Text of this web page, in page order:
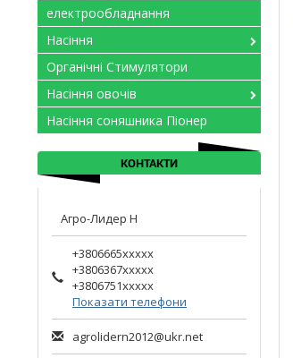
електрообладнання
Насіння
Органічні Стимулятори
Насіння овочів
Насіння соняшника Піонер
КОНТАКТИ
Агро-Лидер Н
+3806665xxxxx
+3806367xxxxx
+3806751xxxxx
Показати телефони
agrolidern2012@ukr.net